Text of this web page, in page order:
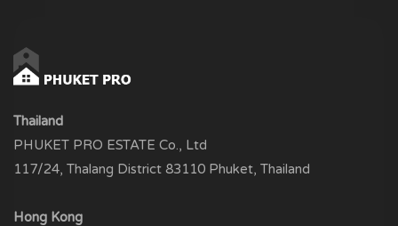
Thailand
PHUKET PRO ESTATE Co., Ltd
117/24, Thalang District 83110 Phuket, Thailand
Hong Kong